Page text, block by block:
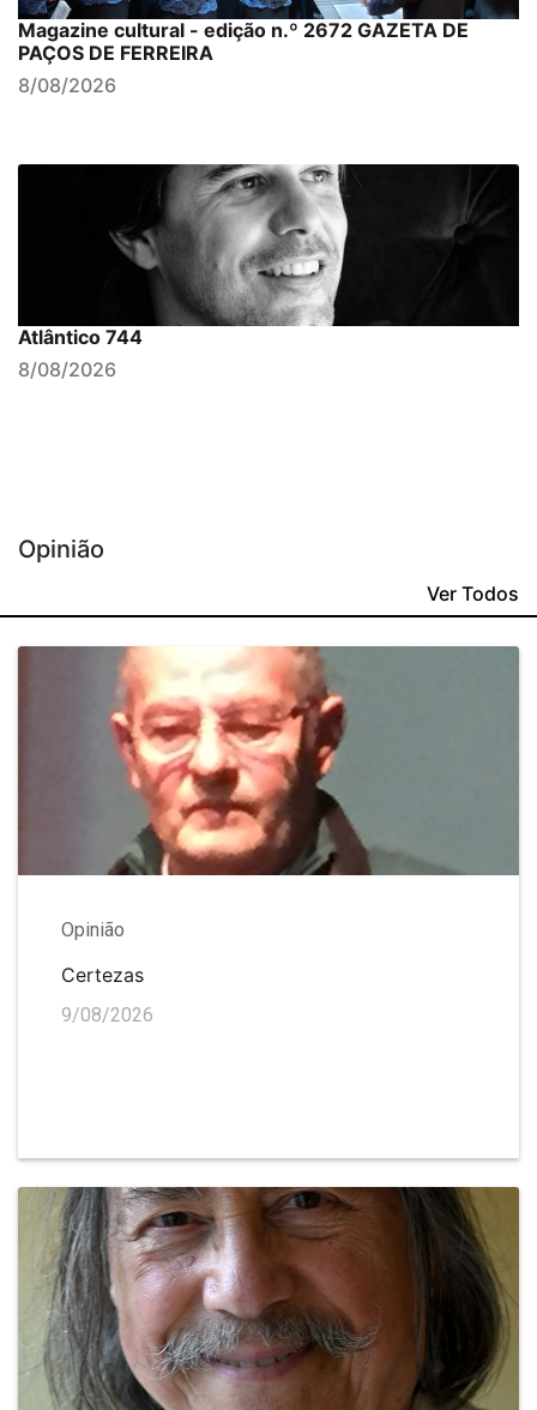
Magazine cultural - edição n.º 2672 GAZETA DE
PAÇOS DE FERREIRA
8/08/2026
Atlântico 744
8/08/2026
Opinião
Ver Todos
Opinião
Certezas
9/08/2026